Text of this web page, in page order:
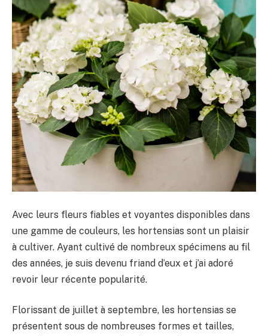
Avec leurs fleurs fiables et voyantes disponibles dans
une gamme de couleurs, les hortensias sont un plaisir
à cultiver. Ayant cultivé de nombreux spécimens au fil
des années, je suis devenu friand d’eux et j’ai adoré
revoir leur récente popularité.
Florissant de juillet à septembre, les hortensias se
présentent sous de nombreuses formes et tailles,